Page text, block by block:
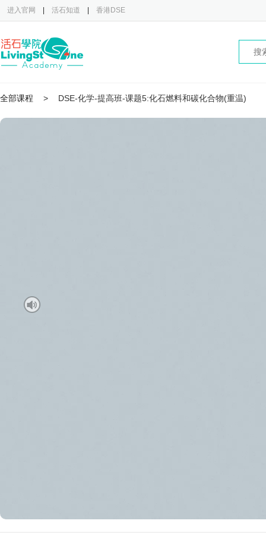
进入官网 活石知道 香港DSE
全部课程 > DSE-化学-提高班-课题5:化石燃料和碳化合物(重温)